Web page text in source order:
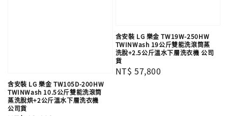
含安裝 LG 樂金 TW105D-200HW
TWINWash 10.5公斤雙能洗滾筒
蒸洗脫烘+2公斤溫水下層洗衣機
公司貨
含安裝 LG 樂金 TW19W-250HW
TWINWash 19公斤雙能洗滾筒蒸
洗脫+2.5公斤溫水下層洗衣機 公司
貨
Regular
NT$ 57,800